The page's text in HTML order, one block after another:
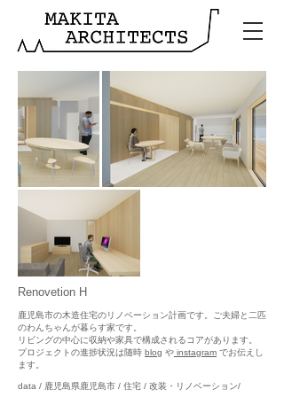
Renovetion H
鹿児島市の木造住宅のリノベーション計画です。ご夫婦と二匹
のわんちゃんが暮らす家です。
リビングの中心に収納や家具で構成されるコアがあります。
プロジェクトの進捗状況は随時 blog や instagram でお伝えし
ます。
data / 鹿児島県鹿児島市 / 住宅 / 改装・リノベーション/